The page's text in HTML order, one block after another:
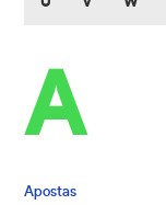
A
Apostas